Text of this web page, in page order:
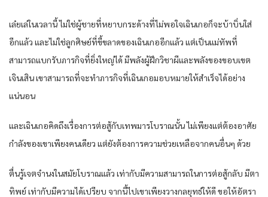
เล๋ยเล่ในเวลานี้ ไม่ใช่ผู้ชายที่หยาบกระด้างที่ไม่พอใจเฉินเกอก็จะบ้าบิ่นใส่
อีกแล้ว และไม่ใช่ลูกศิษย์ที่ขี้ขลาดของเฉินเกออีกแล้ว แต่เป็นแม่ทัพที่
สามารถแบกรับภารกิจที่ยิ่งใหญ่ได้ มีพลังผู้ฝึกวิชาผีและพลังของขอบเขต
เจินเสิน เขาสามารถที่จะทำภารกิจที่เฉินเกอมอบหมายให้สำเร็จได้อย่าง
แน่นอน
และเฉินเกอคิดถึงเรื่องการต่อสู้กับเทพมารโบราณนั้น ไม่เพียงแต่ต้องอาศัย
กำลังของเขาเพียงคนเดียว แต่ยังต้องการความช่วยเหลือจากคนอื่นๆ ด้วย
ตื่นรู้เจตจำนงในสมัยโบราณแล้ว เท่ากับมีความสามารถในการต่อสู้กลับ มีตา
ทิพย์ เท่ากับมีความได้เปรียบ จากนี้ไปเขาเพียงวางกลยุทธ์ให้ดี ขอให้อัตรา